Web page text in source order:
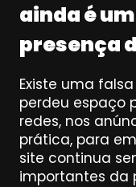
ainda é
presença
Existe uma
perdeu espaço
redes, nos
prática, para
site continua
importantes da